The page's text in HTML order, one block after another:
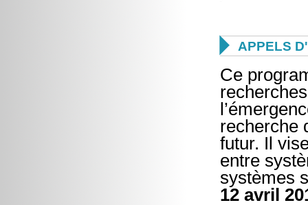
 APPELS
Ce
recherche
futur. Il
entre
systèmes
12 avril